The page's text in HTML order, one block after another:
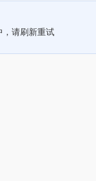
，请刷新重试